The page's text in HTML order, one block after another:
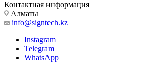
Контактная информация
Алматы
info@signtech.kz
Instagram
Telegram
WhatsApp